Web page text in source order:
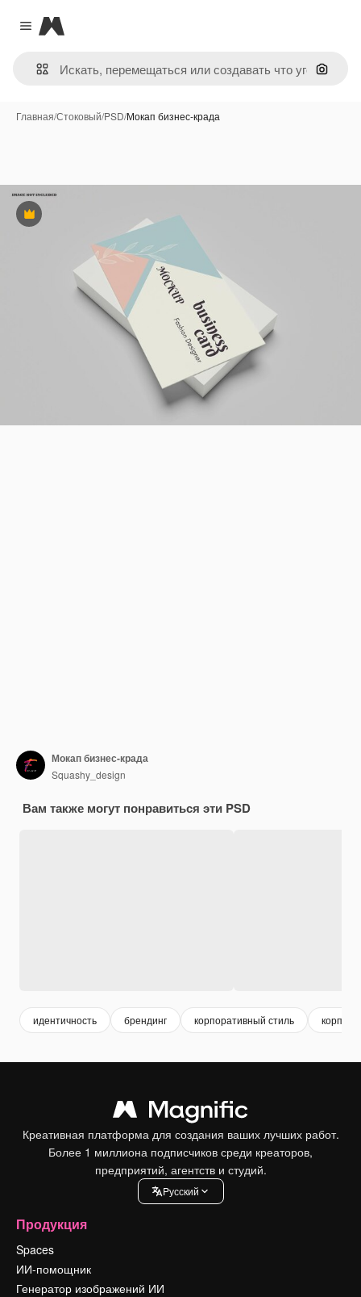
Close menu
Magnific
Поиск
Главная/Стоковый/PSD/Мокап бизнес-крада
Премиум
Мокап бизнес-крада
Squashy_design
Вам также могут понравиться эти PSD
идентичность брендинг корпоративный стиль
Креативная платформа для создания ваших лучших работ.
Более 1 миллиона подписчиков среди креаторов,
предприятий, агентств и студий.
Pусский
Продукция
Spaces
ИИ-помощник
Генератор изображений ИИ